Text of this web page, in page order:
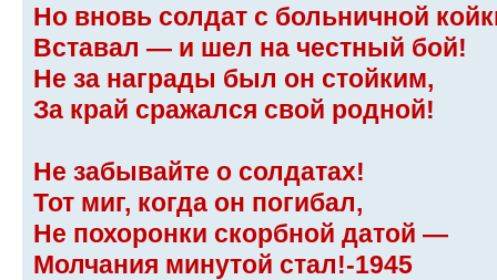
Но вновь солдат с больничной
Вставал — и шел на честный бой!
Не за награды был он стойким,
За край сражался свой родной!
Не забывайте о солдатах!
Тот миг, когда он погибал,
Не похоронки скорбной датой —
Молчания минутой стал!-1945